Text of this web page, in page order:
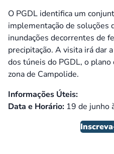
O PGDL identifica um
implementação de soluções
inundações decorrentes de
precipitação. A visita irá dar
dos túneis do PGDL, o
zona de Campolide.
Informações Úteis:
Data e Horário: 19 de junho